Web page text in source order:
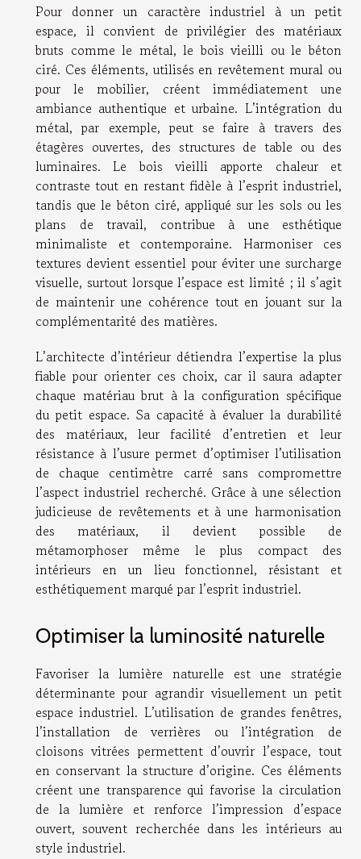
Pour donner un caractère industriel à un petit
espace, il convient de privilégier des matériaux
bruts comme le métal, le bois vieilli ou le béton
ciré. Ces éléments, utilisés en revêtement mural ou
pour le mobilier, créent immédiatement une
ambiance authentique et urbaine. L’intégration du
métal, par exemple, peut se faire à travers des
étagères ouvertes, des structures de table ou des
luminaires. Le bois vieilli apporte chaleur et
contraste tout en restant fidèle à l’esprit industriel,
tandis que le béton ciré, appliqué sur les sols ou les
plans de travail, contribue à une esthétique
minimaliste et contemporaine. Harmoniser ces
textures devient essentiel pour éviter une surcharge
visuelle, surtout lorsque l’espace est limité ; il s’agit
de maintenir une cohérence tout en jouant sur la
complémentarité des matières.
L’architecte d’intérieur détiendra l’expertise la plus
fiable pour orienter ces choix, car il saura adapter
chaque matériau brut à la configuration spécifique
du petit espace. Sa capacité à évaluer la durabilité
des matériaux, leur facilité d’entretien et leur
résistance à l’usure permet d’optimiser l’utilisation
de chaque centimètre carré sans compromettre
l’aspect industriel recherché. Grâce à une sélection
judicieuse de revêtements et à une harmonisation
des matériaux, il devient possible de
métamorphoser même le plus compact des
intérieurs en un lieu fonctionnel, résistant et
esthétiquement marqué par l’esprit industriel.
Optimiser la luminosité naturelle
Favoriser la lumière naturelle est une stratégie
déterminante pour agrandir visuellement un petit
espace industriel. L’utilisation de grandes fenêtres,
l’installation de verrières ou l’intégration de
cloisons vitrées permettent d’ouvrir l’espace, tout
en conservant la structure d’origine. Ces éléments
créent une transparence qui favorise la circulation
de la lumière et renforce l’impression d’espace
ouvert, souvent recherchée dans les intérieurs au
style industriel.